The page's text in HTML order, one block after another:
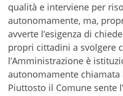
qualità e interviene per
autonomamente, ma,
avverte l’esigenza di
propri cittadini a svolgere
l’Amministrazione è
autonomamente chiamata
Piuttosto il Comune sente